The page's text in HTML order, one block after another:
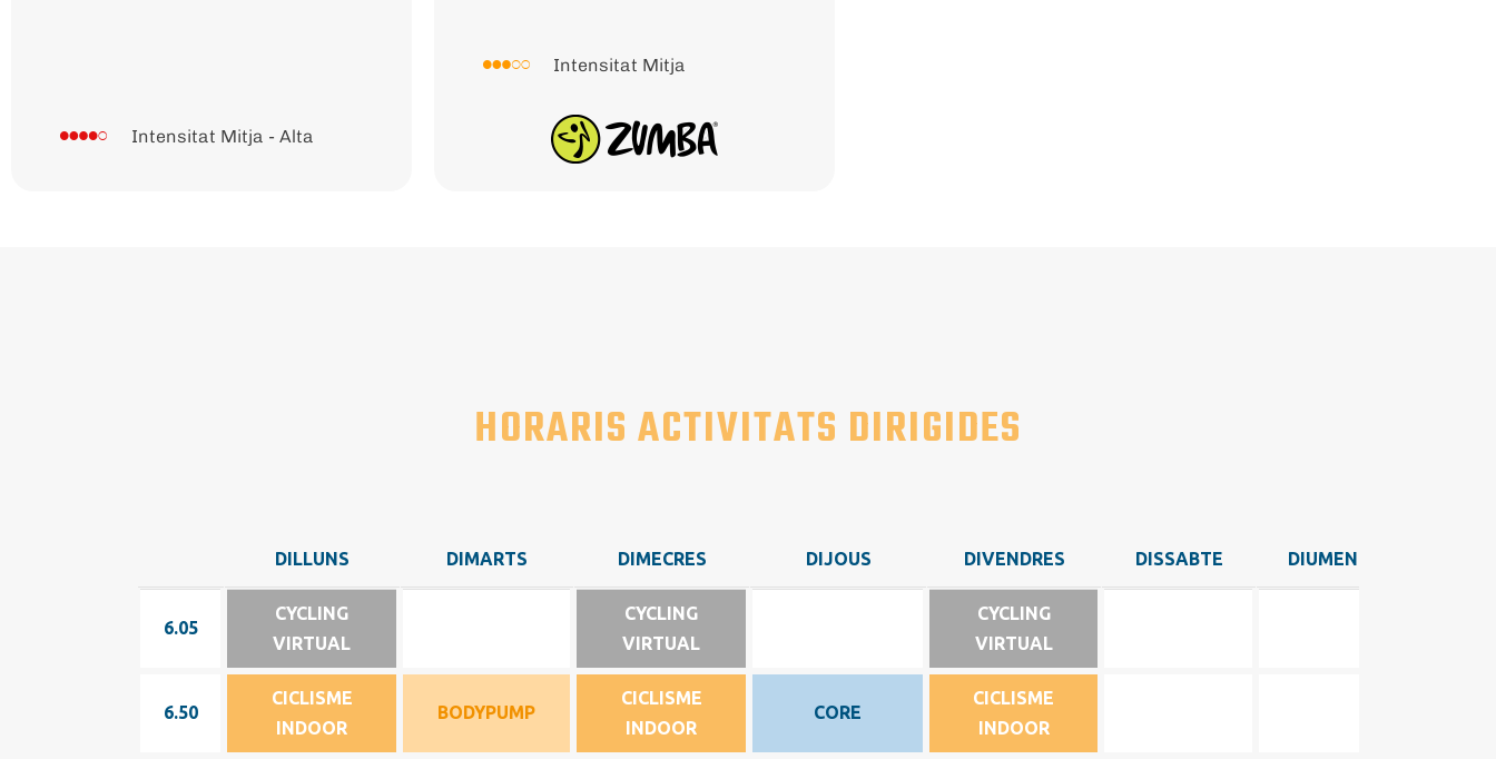
Intensitat Mitja - Alta
Intensitat Mitja
HORARIS ACTIVITATS DIRIGIDES
DILLUNS DIMARTS DIMECRES DIJOUS DIVENDRES DISSABTE DIUMENGE
DILLUNS DIMECRES DIVENDRES
6.05
CYCLING
VIRTUAL
CYCLING
VIRTUAL
CYCLING
VIRTUAL
6.50
CICLISME
INDOOR
BODYPUMP
CICLISME
INDOOR
CORE
CICLISME
INDOOR
6.05
6.50